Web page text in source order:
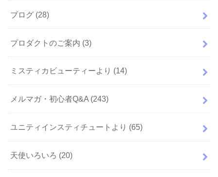
ブログ (28)
プロダクトのご案内 (3)
ミスティカビューティーより (14)
メルマガ・初心者Q&A (243)
ユニティインスティチュートより (65)
天使いろいろ (20)